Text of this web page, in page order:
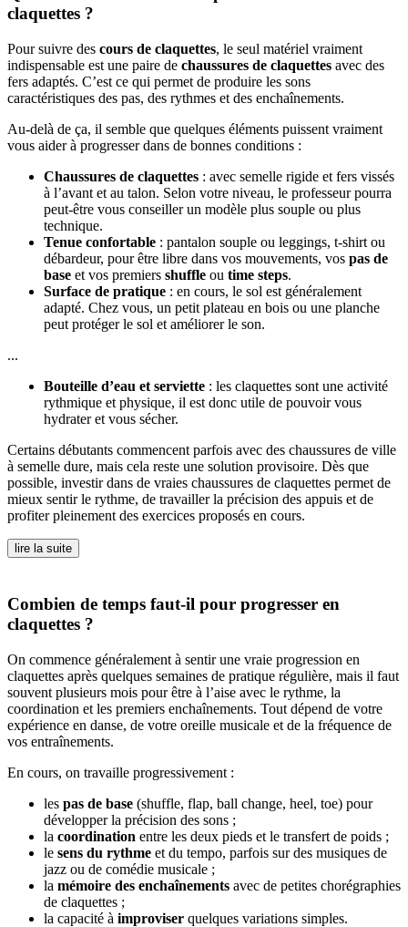
claquettes ?
Pour suivre des cours de claquettes, le seul matériel vraiment
indispensable est une paire de chaussures de claquettes avec des
fers adaptés. C’est ce qui permet de produire les sons
caractéristiques des pas, des rythmes et des enchaînements.
Au-delà de ça, il semble que quelques éléments puissent vraiment
vous aider à progresser dans de bonnes conditions :
Chaussures de claquettes : avec semelle rigide et fers vissés
à l’avant et au talon. Selon votre niveau, le professeur pourra
peut-être vous conseiller un modèle plus souple ou plus
technique.
Tenue confortable : pantalon souple ou leggings, t-shirt ou
débardeur, pour être libre dans vos mouvements, vos pas de
base et vos premiers shuffle ou time steps.
Surface de pratique : en cours, le sol est généralement
adapté. Chez vous, un petit plateau en bois ou une planche
peut protéger le sol et améliorer le son.
...
Bouteille d’eau et serviette : les claquettes sont une activité
rythmique et physique, il est donc utile de pouvoir vous
hydrater et vous sécher.
Certains débutants commencent parfois avec des chaussures de ville
à semelle dure, mais cela reste une solution provisoire. Dès que
possible, investir dans de vraies chaussures de claquettes permet de
mieux sentir le rythme, de travailler la précision des appuis et de
profiter pleinement des exercices proposés en cours.
lire la suite
Combien de temps faut-il pour progresser en
claquettes ?
On commence généralement à sentir une vraie progression en
claquettes après quelques semaines de pratique régulière, mais il faut
souvent plusieurs mois pour être à l’aise avec le rythme, la
coordination et les premiers enchaînements. Tout dépend de votre
expérience en danse, de votre oreille musicale et de la fréquence de
vos entraînements.
En cours, on travaille progressivement :
les pas de base (shuffle, flap, ball change, heel, toe) pour
développer la précision des sons ;
la coordination entre les deux pieds et le transfert de poids ;
le sens du rythme et du tempo, parfois sur des musiques de
jazz ou de comédie musicale ;
la mémoire des enchaînements avec de petites chorégraphies
de claquettes ;
la capacité à improviser quelques variations simples.